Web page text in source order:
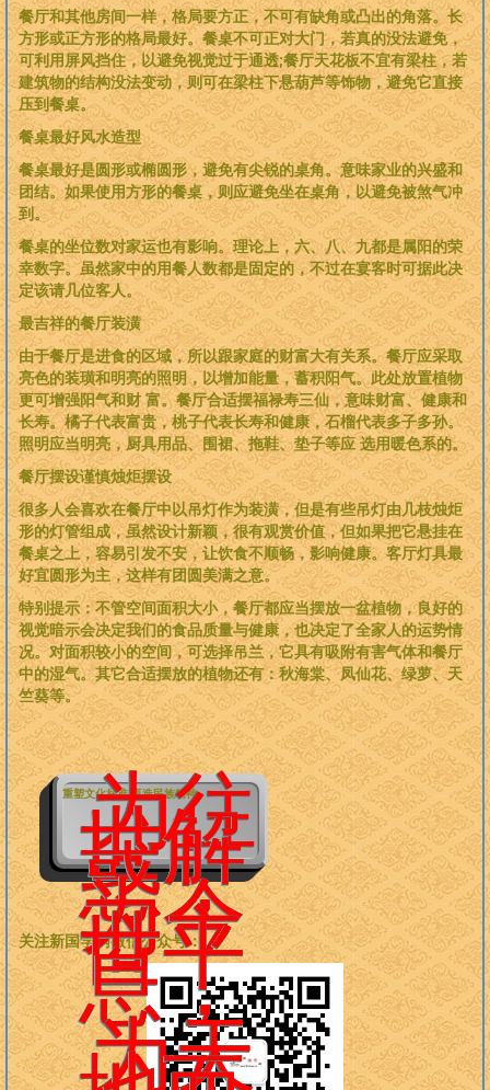
餐厅和其他房间一样，格局要方正，不可有缺角或凸出的角落。长
方形或正方形的格局最好。餐桌不可正对大门，若真的没法避免，
可利用屏风挡住，以避免视觉过于通透;餐厅天花板不宜有梁柱，若
建筑物的结构没法变动，则可在梁柱下悬葫芦等饰物，避免它直接
压到餐桌。
餐桌最好风水造型
餐桌最好是圆形或椭圆形，避免有尖锐的桌角。意味家业的兴盛和
团结。如果使用方形的餐桌，则应避免坐在桌角，以避免被煞气冲
到。
餐桌的坐位数对家运也有影响。理论上，六、八、九都是属阳的荣
幸数字。虽然家中的用餐人数都是固定的，不过在宴客时可据此决
定该请几位客人。
最吉祥的餐厅装潢
由于餐厅是进食的区域，所以跟家庭的财富大有关系。餐厅应采取
亮色的装璜和明亮的照明，以增加能量，蓄积阳气。此处放置植物
更可增强阳气和财 富。餐厅合适摆福禄寿三仙，意味财富、健康和
长寿。橘子代表富贵，桃子代表长寿和健康，石榴代表多子多孙。
照明应当明亮，厨具用品、围裙、拖鞋、垫子等应 选用暖色系的。
餐厅摆设谨慎烛炬摆设
很多人会喜欢在餐厅中以吊灯作为装潢，但是有些吊灯由几枝烛炬
形的灯管组成，虽然设计新颖，很有观赏价值，但如果把它悬挂在
餐桌之上，容易引发不安，让饮食不顺畅，影响健康。客厅灯具最
好宜圆形为主，这样有团圆美满之意。
特别提示：不管空间面积大小，餐厅都应当摆放一盆植物，良好的
视觉暗示会决定我们的食品质量与健康，也决定了全家人的运势情
况。对面积较小的空间，可选择吊兰，它具有吸附有害气体和餐厅
中的湿气。其它合适摆放的植物还有：秋海棠、凤仙花、绿萝、天
竺葵等。
重塑文化标准 再造民族精神
为往
世解
惑，
为今
世平
息，
为天
关注新国学网微信公众号：